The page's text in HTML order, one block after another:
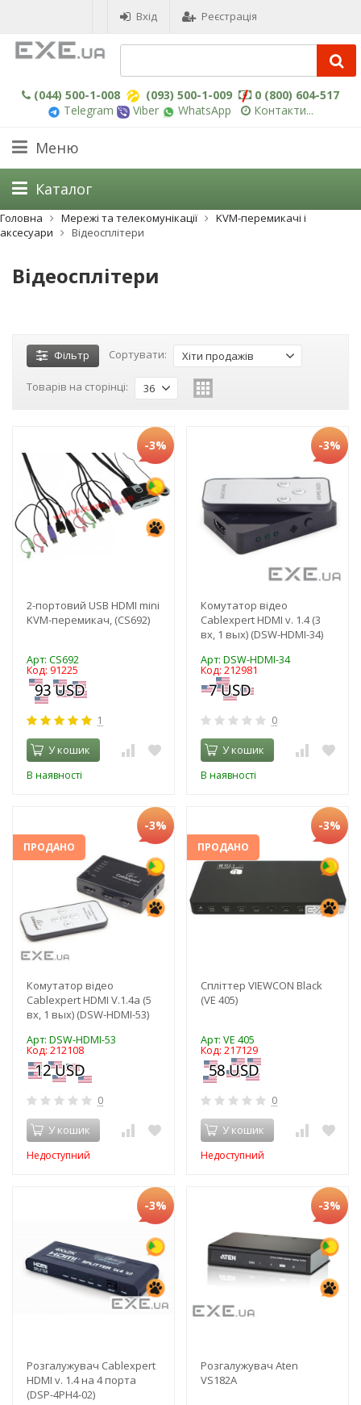
Вхід Реєстрація
(044) 500-1-008 (093) 500-1-009
0 (800) 604-517
Telegram
Viber WhatsApp Контакти...
Меню
Головна Мережі та телекомунікації
KVM-перемикачі і
аксесуари
Відеосплітери
Відеосплітери
Фільтр Сортувати: Хіти продажів
Товарів на сторінці: 36
-3%
2-портовий USB HDMI mini
KVM-перемикач, (CS692)
Арт: CS692
Код: 91225
1
У кошик
В наявності
-3%
Комутатор відео
Cablexpert HDMI v. 1.4 (3
вх, 1 вых) (DSW-HDMI-34)
Арт: DSW-HDMI-34
Код: 212981
0
У кошик
В наявності
ПРОДАНО
-3%
Комутатор відео
Cablexpert HDMI V.1.4a (5
вх, 1 вых) (DSW-HDMI-53)
Арт: DSW-HDMI-53
Код: 212108
0
У кошик
Недоступний
ПРОДАНО
-3%
Спліттер VIEWCON Black
(VE 405)
Арт: VE 405
Код: 217129
0
У кошик
Недоступний
-3%
Розгалужувач Cablexpert
HDMI v. 1.4 на 4 порта
(DSP-4PH4-02)
-3%
Розгалужувач Aten
VS182A
Каталог